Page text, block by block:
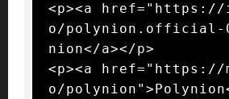
<p><a
o/polynion.official-
nion</a></p>
<p><a href="https://
o/